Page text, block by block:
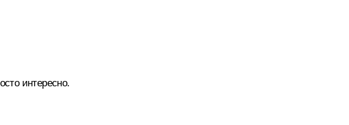
интересно.